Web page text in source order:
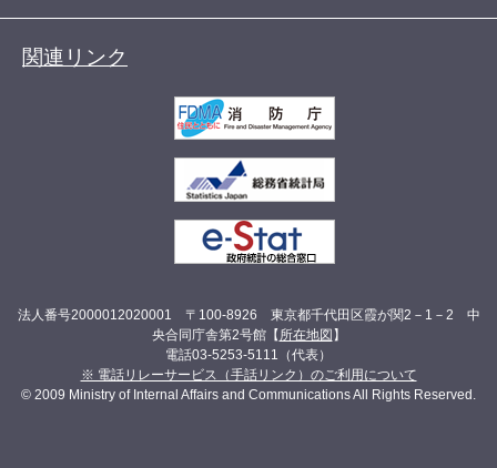
関連リンク
法人番号2000012020001 〒100-8926 東京都千代田区霞が関2－1－2 中
央合同庁舎第2号館【 所在地図 】
電話03-5253-5111（代表）
※ 電話リレーサービス（手話リンク）のご利用について
© 2009 Ministry of Internal Affairs and Communications All Rights Reserved.